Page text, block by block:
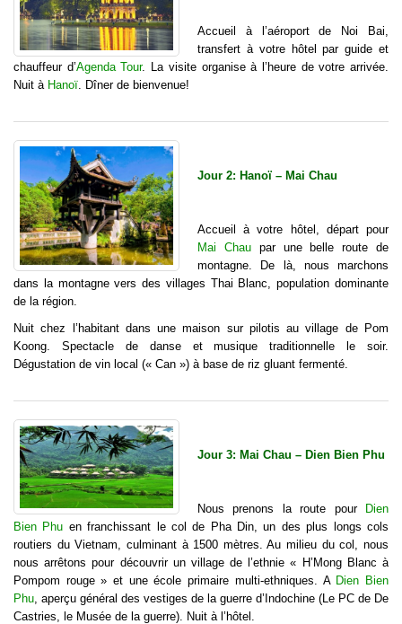
Accueil à l’aéroport de Noi Bai,
transfert à votre hôtel par guide et
chauffeur d’Agenda Tour. La visite organise à l’heure de votre arrivée.
Nuit à Hanoï . Dîner de bienvenue!
Jour 2: Hanoï – Mai Chau
Accueil à votre hôtel, départ pour
Mai Chaupar une belle route de
montagne. De là, nous marchons
dans la montagne vers des villages Thai Blanc, population dominante
de la région.
Nuit chez l’habitant dans une maison sur pilotis au village de Pom
Koong. Spectacle de danse et musique traditionnelle le soir.
Dégustation de vin local (« Can ») à base de riz gluant fermenté.
Jour 3: Mai Chau – Dien Bien Phu
Nous prenons la route pour Dien
Bien Phu en franchissant le col de Pha Din, un des plus longs cols
routiers du Vietnam, culminant à 1500 mètres. Au milieu du col, nous
nous arrêtons pour découvrir un village de l’ethnie « H’Mong Blanc à
Pompom rouge » et une école primaire multi-ethniques. A Dien Bien
Phu , aperçu général des vestiges de la guerre d’Indochine (Le PC de De
Castries, le Musée de la guerre). Nuit à l’hôtel.